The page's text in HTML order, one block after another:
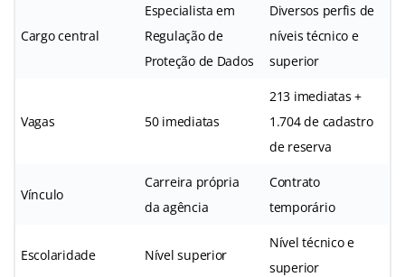
Cargo central
Especialista em
Regulação de
Proteção de Dados
Diversos perfis de
níveis técnico e
superior
Vagas 50 imediatas
213 imediatas +
1.704 de cadastro
de reserva
Vínculo
Carreira própria
da agência
Contrato
temporário
Escolaridade Nível superior
Nível técnico e
superior